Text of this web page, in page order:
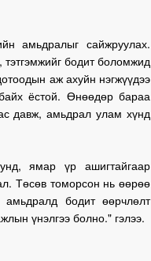
амьдралыг сайжруулах.
тэтгэмжийг бодит боломжид
аж ахуйн нэгжүүдээ
ёстой. Өнөөдөр бараа
давж, амьдрал улам хүнд
ямар үр ашигтайгаар
Төсөв томорсон нь өөрөө
бодит өөрчлөлт
үнэлгээ болно." гэлээ.